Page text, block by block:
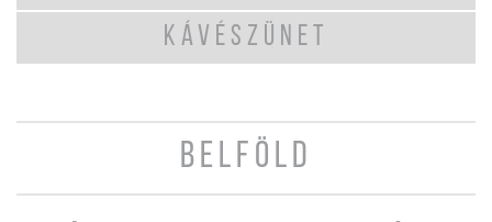
KÁVÉSZÜNET
BELFÖLD